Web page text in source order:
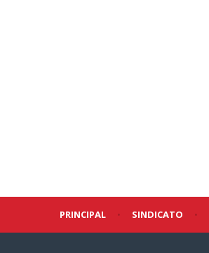
PRINCIPAL • SINDICATO •